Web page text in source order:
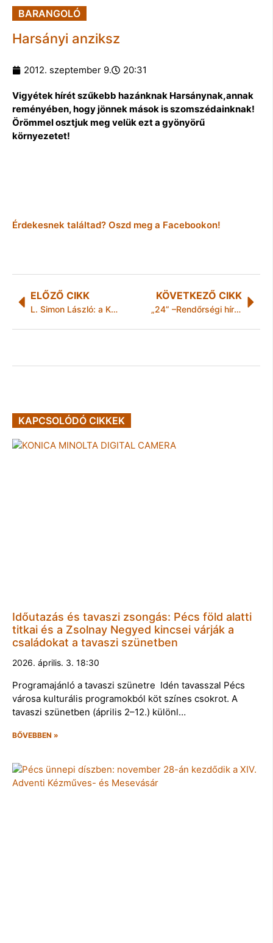
BARANGOLÓ
Harsányi anziksz
2012. szeptember 9. 20:31
Vigyétek hírét szűkebb hazánknak Harsánynak,annak
reményében, hogy jönnek mások is szomszédainknak!
Örömmel osztjuk meg velük ezt a gyönyörű
környezetet!
Érdekesnek találtad? Oszd meg a Facebookon!
ELŐZŐ CIKK
L. Simon László: a Kulturális Örökségvédelmi Hivatal feladatköre nem szűnik meg
KÖVETKEZŐ CIKK
„24” –Rendőrségi hírek Borsod-Abaúj-Zemplén megyéből
KAPCSOLÓDÓ CIKKEK
Időutazás és tavaszi zsongás: Pécs föld alatti
titkai és a Zsolnay Negyed kincsei várják a
családokat a tavaszi szünetben
2026. április. 3. 18:30
Programajánló a tavaszi szünetre Idén tavasszal Pécs
városa kulturális programokból köt színes csokrot. A
tavaszi szünetben (április 2–12.) különl…
BŐVEBBEN »